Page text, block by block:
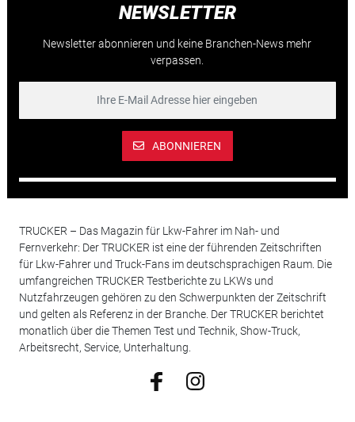
NEWSLETTER
Newsletter abonnieren und keine Branchen-News mehr
verpassen.
ABONNIEREN
TRUCKER – Das Magazin für Lkw-Fahrer im Nah- und
Fernverkehr: Der TRUCKER ist eine der führenden Zeitschriften
für Lkw-Fahrer und Truck-Fans im deutschsprachigen Raum. Die
umfangreichen TRUCKER Testberichte zu LKWs und
Nutzfahrzeugen gehören zu den Schwerpunkten der Zeitschrift
und gelten als Referenz in der Branche. Der TRUCKER berichtet
monatlich über die Themen Test und Technik, Show-Truck,
Arbeitsrecht, Service, Unterhaltung.